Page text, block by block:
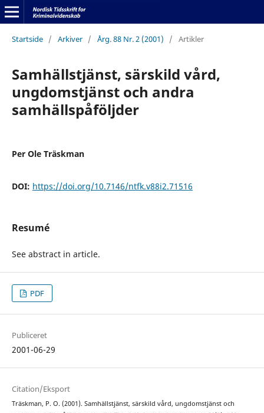
Startside / Arkiver / Årg. 88 Nr. 2 (2001) / Artikler
Samhällstjänst, särskild vård,
ungdomstjänst och andra
samhällspåföljder
Per Ole Träskman
DOI: https://doi.org/10.7146/ntfk.v88i2.71516
Resumé
See abstract in article.
PDF
Publiceret
2001-06-29
Citation/Eksport
Träskman, P. O. (2001). Samhällstjänst, särskild vård, ungdomstjänst och